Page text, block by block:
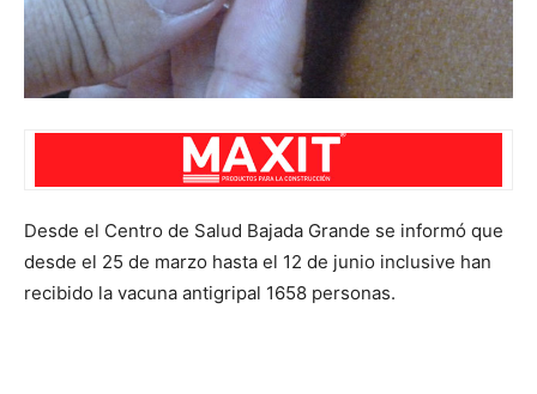
Desde el Centro de Salud Bajada Grande se informó que
desde el 25 de marzo hasta el 12 de junio inclusive han
recibido la vacuna antigripal 1658 personas.